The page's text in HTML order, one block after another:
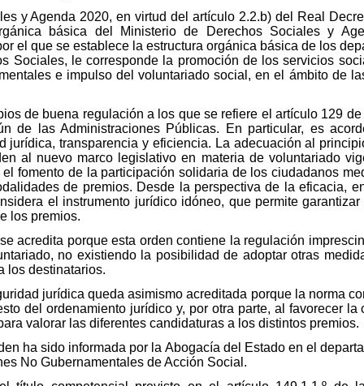
y Agenda 2020, en virtud del artículo 2.2.b) del Real
básica del Ministerio de Derechos Sociales y
el que se establece la estructura orgánica básica de los
Sociales, le corresponde la promoción de los servicios
e impulso del voluntariado social, en el ámbito de
de buena regulación a los que se refiere el artículo 129
de las Administraciones Públicas. En particular, es
jurídica, transparencia y eficiencia. La adecuación al
al nuevo marco legislativo en materia de voluntariado
fomento de la participación solidaria de los ciudadanos
de premios. Desde la perspectiva de la eficacia,
el instrumento jurídico idóneo, que permite
los premios.
acredita porque esta orden contiene la regulación
no existiendo la posibilidad de adoptar otras
los destinatarios.
jurídica queda asimismo acreditada porque la norma
del ordenamiento jurídico y, por otra parte, al favorecer
valorar las diferentes candidaturas a los distintos premios.
ha sido informada por la Abogacía del Estado en el
No Gubernamentales de Acción Social.